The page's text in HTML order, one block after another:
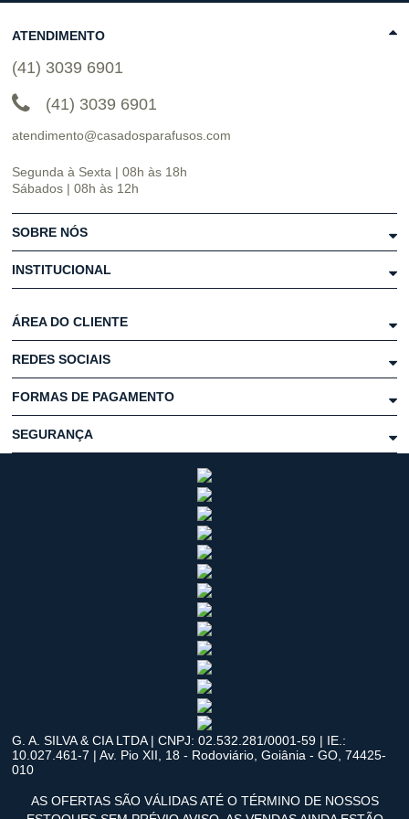
ATENDIMENTO
(41) 3039 6901
(41) 3039 6901
atendimento@casadosparafusos.com
Segunda à Sexta | 08h às 18h
Sábados | 08h às 12h
SOBRE NÓS
INSTITUCIONAL
ÁREA DO CLIENTE
REDES SOCIAIS
FORMAS DE PAGAMENTO
SEGURANÇA
G. A. SILVA & CIA LTDA | CNPJ: 02.532.281/0001-59 | IE.:
10.027.461-7 | Av. Pio XII, 18 - Rodoviário, Goiânia - GO, 74425-
010
AS OFERTAS SÃO VÁLIDAS ATÉ O TÉRMINO DE NOSSOS